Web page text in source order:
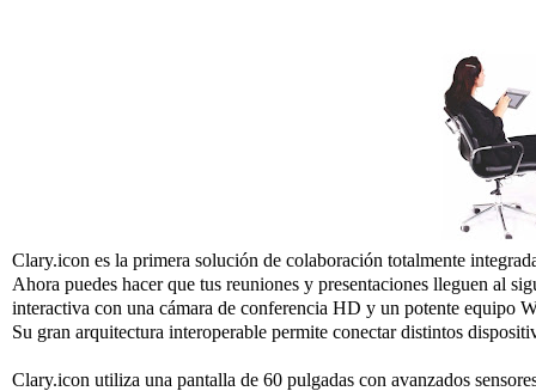
Clary.icon es la primera solución de colaboración totalmente
Ahora puedes hacer que tus reuniones y presentaciones lleguen al
interactiva con una cámara de conferencia HD y un potente equipo
Su gran arquitectura interoperable permite conectar distintos
Clary.icon utiliza una pantalla de 60 pulgadas con avanzados